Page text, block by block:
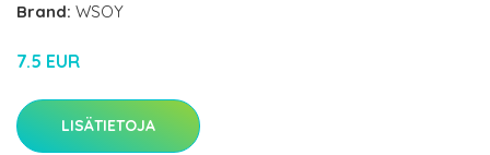
Brand: WSOY
7.5 EUR
LISÄTIETOJA